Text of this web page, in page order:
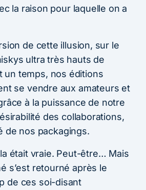
la raison pour laquelle on a
de cette illusion, sur le
ultra très hauts de
un temps, nos éditions
se vendre aux amateurs et
à la puissance de notre
des collaborations,
de nos packagings.
était vraie. Peut-être… Mais
s’est retourné après le
de ces soi-disant